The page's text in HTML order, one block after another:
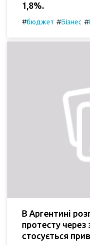
1,8%.
#бюджет #Бізнес #
В Аргентині
протесту
стосується